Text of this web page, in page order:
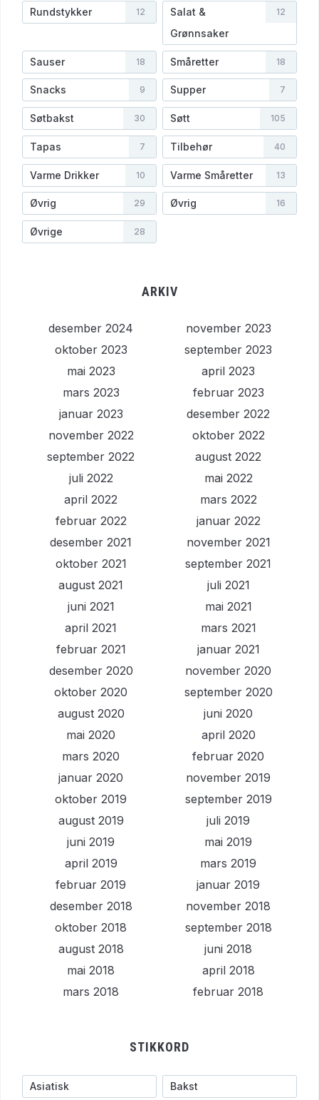
Rundstykker 12
Salat &
Grønnsaker
12
Sauser 18 Småretter 18
Snacks 9 Supper 7
Søtbakst 30 Søtt 105
Tapas 7 Tilbehør 40
Varme Drikker 10 Varme Småretter 13
Øvrig 29 Øvrig 16
Øvrige 28
ARKIV
desember 2024
november 2023
oktober 2023
september 2023
mai 2023
april 2023
mars 2023
februar 2023
januar 2023
desember 2022
november 2022
oktober 2022
september 2022
august 2022
juli 2022
mai 2022
april 2022
mars 2022
februar 2022
januar 2022
desember 2021
november 2021
oktober 2021
september 2021
august 2021
juli 2021
juni 2021
mai 2021
april 2021
mars 2021
februar 2021
januar 2021
desember 2020
november 2020
oktober 2020
september 2020
august 2020
juni 2020
mai 2020
april 2020
mars 2020
februar 2020
januar 2020
november 2019
oktober 2019
september 2019
august 2019
juli 2019
juni 2019
mai 2019
april 2019
mars 2019
februar 2019
januar 2019
desember 2018
november 2018
oktober 2018
september 2018
august 2018
juni 2018
mai 2018
april 2018
mars 2018
februar 2018
STIKKORD
Asiatisk Bakst